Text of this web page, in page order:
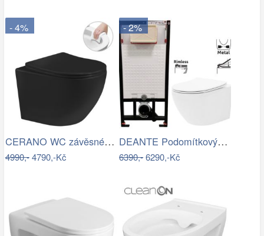
- 4%
CERANO WC závěsné Cesso, Rimless + Slim…
4990,-4790,-Kč
- 2%
DEANTE Podomítkový rám, pro závěsné WC…
6390,-6290,-Kč